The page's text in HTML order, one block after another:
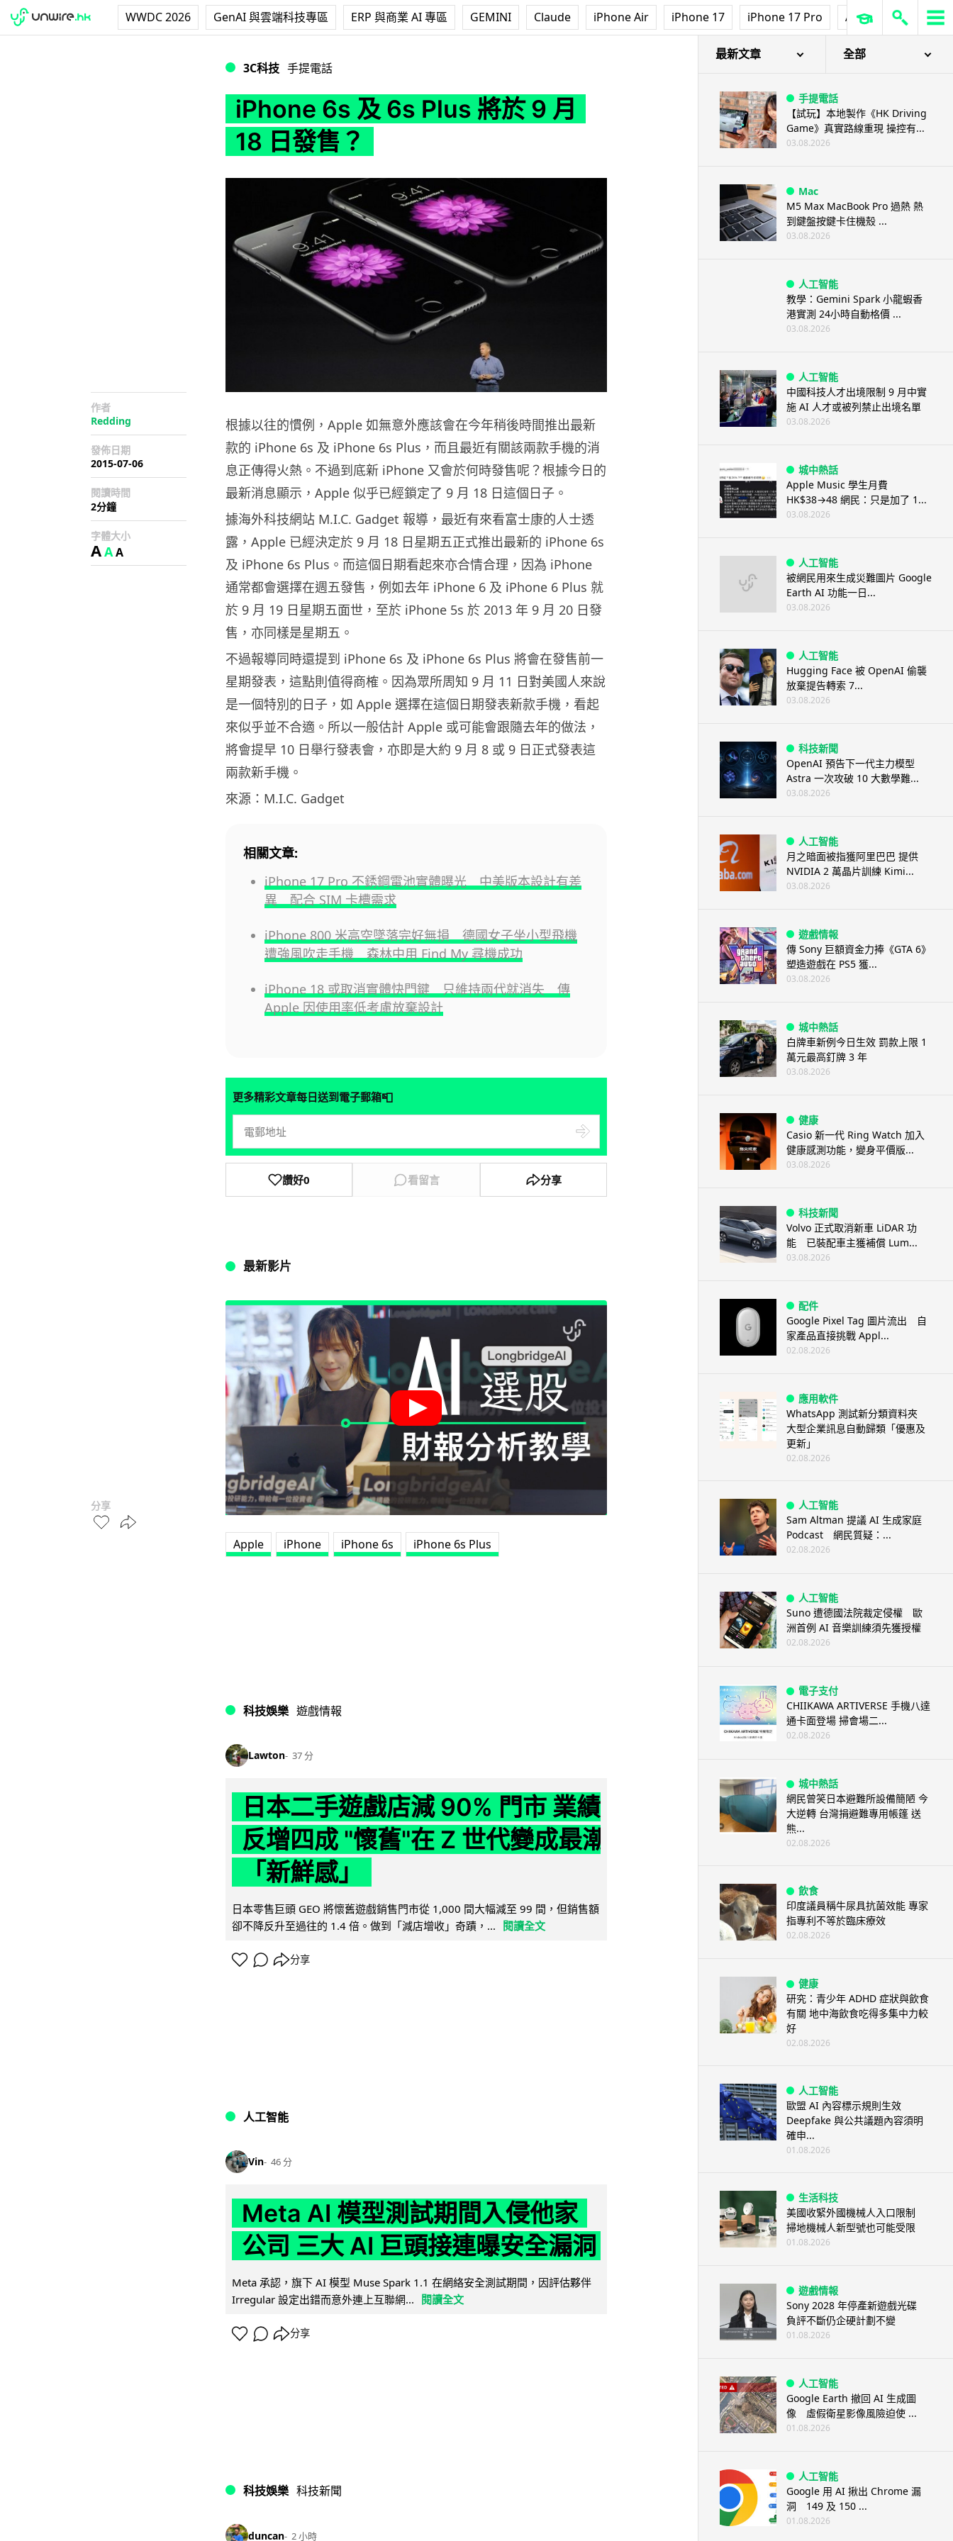
WWDC 2026 GenAI 與雲端科技專區 ERP 與商業 AI 專區 GEMINI Claude iPhone Air iPhone 17 iPhone 17 Pro AirPods Pro 3
3C科技 手提電話
iPhone 6s 及 6s Plus 將於 9 月
18 日發售？
作者
Redding
發佈日期
2015-07-06
閱讀時間
2分鐘
字體大小
AAA
分享
根據以往的慣例，Apple 如無意外應該會在今年稍後時間推出最新
款的 iPhone 6s 及 iPhone 6s Plus，而且最近有關該兩款手機的消
息正傳得火熱。不過到底新 iPhone 又會於何時發售呢？根據今日的
最新消息顯示，Apple 似乎已經鎖定了 9 月 18 日這個日子。
據海外科技網站 M.I.C. Gadget 報導，最近有來看富士康的人士透
露，Apple 已經決定於 9 月 18 日星期五正式推出最新的 iPhone 6s
及 iPhone 6s Plus。而這個日期看起來亦合情合理，因為 iPhone
通常都會選擇在週五發售，例如去年 iPhone 6 及 iPhone 6 Plus 就
於 9 月 19 日星期五面世，至於 iPhone 5s 於 2013 年 9 月 20 日發
售，亦同樣是星期五。
不過報導同時還提到 iPhone 6s 及 iPhone 6s Plus 將會在發售前一
星期發表，這點則值得商榷。因為眾所周知 9 月 11 日對美國人來說
是一個特別的日子，如 Apple 選擇在這個日期發表新款手機，看起
來似乎並不合適。所以一般估計 Apple 或可能會跟隨去年的做法，
將會提早 10 日舉行發表會，亦即是大約 9 月 8 或 9 日正式發表這
兩款新手機。
來源：M.I.C. Gadget
相關文章:
iPhone 17 Pro 不銹鋼電池實體曝光 中美版本設計有差
異 配合 SIM 卡槽需求
iPhone 800 米高空墜落完好無損 德國女子坐小型飛機
遭強風吹走手機 森林中用 Find My 尋機成功
iPhone 18 或取消實體快門鍵 只維持兩代就消失 傳
Apple 因使用率低考慮放棄設計
更多精彩文章每日送到電子郵箱📮
讚好0 看留言 分享
最新影片
Apple iPhone iPhone 6s iPhone 6s Plus
科技娛樂 遊戲情報
Lawton 37 分
日本二手遊戲店減 90% 門市 業績
反增四成 "懷舊"在 Z 世代變成最潮
「新鮮感」
日本零售巨頭 GEO 將懷舊遊戲銷售門市從 1,000 間大幅減至 99 間，但銷售額
卻不降反升至過往的 1.4 倍。做到「減店增收」奇蹟，... 閱讀全文
分享
人工智能
Vin 46 分
Meta AI 模型測試期間入侵他家
公司 三大 AI 巨頭接連曝安全漏洞
Meta 承認，旗下 AI 模型 Muse Spark 1.1 在網絡安全測試期間，因評估夥伴
Irregular 設定出錯而意外連上互聯網... 閱讀全文
分享
科技娛樂 科技新聞
duncan 2 小時
最新文章 全部
手提電話
【試玩】本地製作《HK Driving
Game》真實路線重現 操控有...
03.08.2026
Mac
M5 Max MacBook Pro 過熱 熱
到鍵盤按鍵卡住機殼 ...
03.08.2026
人工智能
教學：Gemini Spark 小龍蝦香
港實測 24小時自動格價 ...
03.08.2026
人工智能
中國科技人才出境限制 9 月中實
施 AI 人才或被列禁止出境名單
03.08.2026
城中熱話
Apple Music 學生月費
HK$38→48 網民：只是加了 1...
03.08.2026
人工智能
被網民用來生成災難圖片 Google
Earth AI 功能一日...
03.08.2026
人工智能
Hugging Face 被 OpenAI 偷襲
放棄提告轉索 7...
03.08.2026
科技新聞
OpenAI 預告下一代主力模型
Astra 一次攻破 10 大數學難...
03.08.2026
人工智能
月之暗面被指獲阿里巴巴 提供
NVIDIA 2 萬晶片訓練 Kimi...
03.08.2026
遊戲情報
傳 Sony 巨額資金力捧《GTA 6》
塑造遊戲在 PS5 獲...
03.08.2026
城中熱話
白牌車新例今日生效 罰款上限 1
萬元最高釘牌 3 年
03.08.2026
健康
Casio 新一代 Ring Watch 加入
健康感測功能，變身平價版...
03.08.2026
科技新聞
Volvo 正式取消新車 LiDAR 功
能 已裝配車主獲補償 Lum...
03.08.2026
配件
Google Pixel Tag 圖片流出 自
家產品直接挑戰 Appl...
02.08.2026
應用軟件
WhatsApp 測試新分類資料夾
大型企業訊息自動歸類「優惠及
更新」
02.08.2026
人工智能
Sam Altman 提議 AI 生成家庭
Podcast 網民質疑：...
02.08.2026
人工智能
Suno 遭德國法院裁定侵權 歐
洲首例 AI 音樂訓練須先獲授權
02.08.2026
電子支付
CHIIKAWA ARTIVERSE 手機八達
通卡面登場 掃會場二...
02.08.2026
城中熱話
網民曾笑日本避難所設備簡陋 今
大逆轉 台灣捐避難專用帳篷 送
熊...
02.08.2026
飲食
印度議員稱牛尿具抗菌效能 專家
指專利不等於臨床療效
02.08.2026
健康
研究：青少年 ADHD 症狀與飲食
有關 地中海飲食吃得多集中力較
好
02.08.2026
人工智能
歐盟 AI 內容標示規則生效
Deepfake 與公共議題內容須明
確申...
01.08.2026
生活科技
美國收緊外國機械人入口限制
掃地機械人新型號也可能受限
01.08.2026
遊戲情報
Sony 2028 年停產新遊戲光碟
負評不斷仍企硬計劃不變
01.08.2026
人工智能
Google Earth 撤回 AI 生成圖
像 虛假衛星影像風險迫使 ...
01.08.2026
人工智能
Google 用 AI 揪出 Chrome 漏
洞 149 及 150 ...
01.08.2026